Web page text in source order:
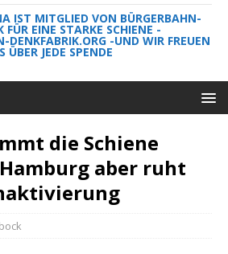
IST MITGLIED VON BÜRGERBAHN-
FÜR EINE STARKE SCHIENE -
DENKFABRIK.ORG -UND WIR FREUEN
ÜBER JEDE SPENDE
die Schiene
aber ruht